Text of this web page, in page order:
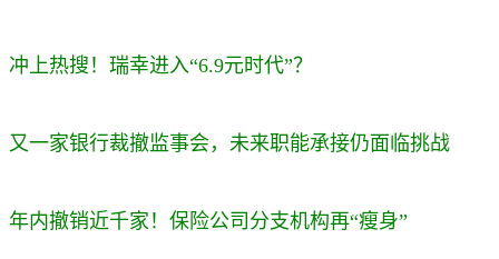
冲上热搜！瑞幸进入“6.9元时代”？
又一家银行裁撤监事会，未来职能承接仍面临挑战
年内撤销近千家！保险公司分支机构再“瘦身”